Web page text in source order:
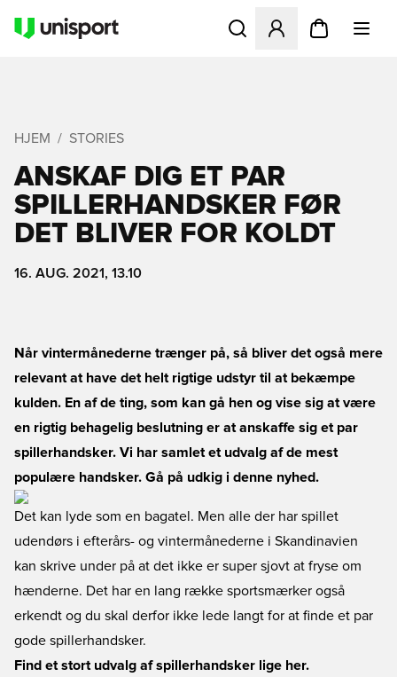
Åbner en Modal til at
HJEM STORIES
ANSKAF DIG ET PAR
SPILLERHANDSKER FØR
DET BLIVER FOR KOLDT
16. AUG. 2021, 13.10
Når vintermånederne trænger på, så bliver det også mere
relevant at have det helt rigtige udstyr til at bekæmpe
kulden. En af de ting, som kan gå hen og vise sig at være
en rigtig behagelig beslutning er at anskaffe sig et par
spillerhandsker. Vi har samlet et udvalg af de mest
populære handsker. Gå på udkig i denne nyhed.
Det kan lyde som en bagatel. Men alle der har spillet
udendørs i efterårs- og vintermånederne i Skandinavien
kan skrive under på at det ikke er super sjovt at fryse om
hænderne. Det har en lang række sportsmærker også
erkendt og du skal derfor ikke lede langt for at finde et par
gode spillerhandsker.
Find et stort udvalg af spillerhandsker lige her.